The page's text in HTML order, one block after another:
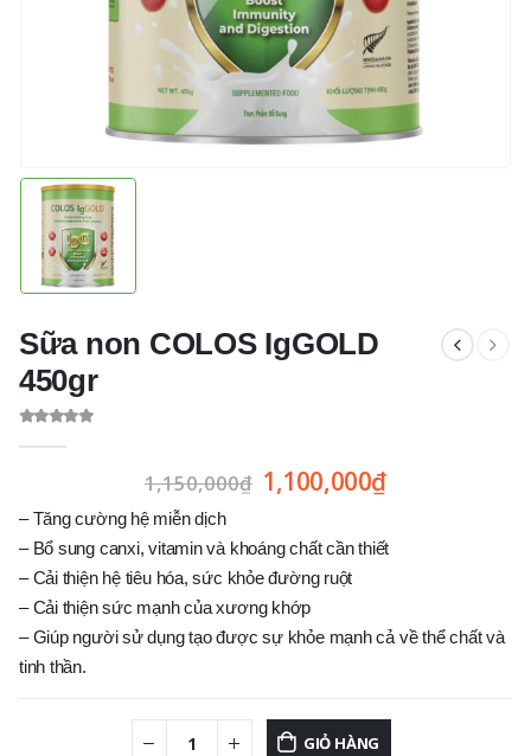
Sữa non COLOS IgGOLD
450gr
1,150,000₫ 1,100,000₫
– Tăng cường hệ miễn dịch
– Bổ sung canxi, vitamin và khoáng chất cần thiết
– Cải thiện hệ tiêu hóa, sức khỏe đường ruột
– Cải thiện sức mạnh của xương khớp
– Giúp người sử dụng tạo được sự khỏe mạnh cả về thể chất và
tinh thần.
GIỎ HÀNG